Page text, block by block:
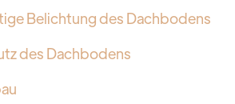
Belichtung des Dachbodens
des Dachbodens